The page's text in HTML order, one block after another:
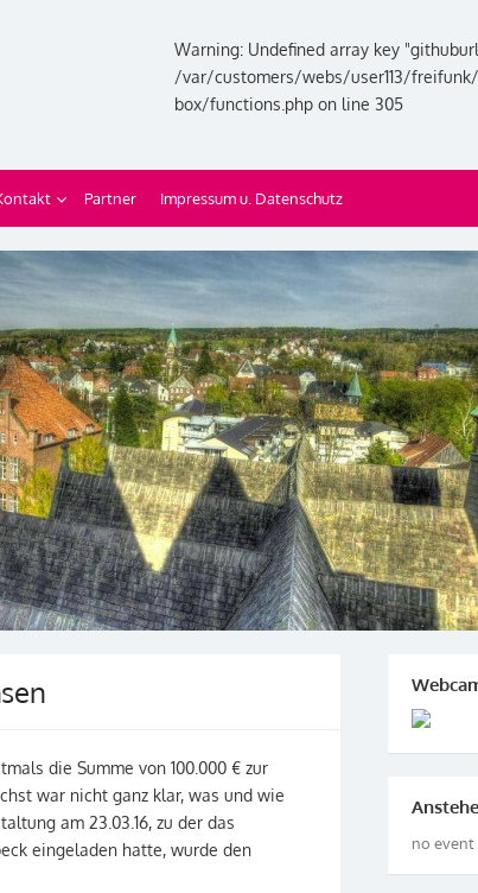
Warning: Undefined array key
/var/customers/webs/user113/
box/functions.php on line 305
Partner Impressum u. Datenschutz
die Summe von 100.000 € zur
war nicht ganz klar, was und wie
am 23.03.16, zu der das
eingeladen hatte, wurde den
no event